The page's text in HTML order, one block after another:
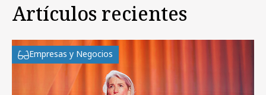
Artículos recientes
Empresas y Negocios